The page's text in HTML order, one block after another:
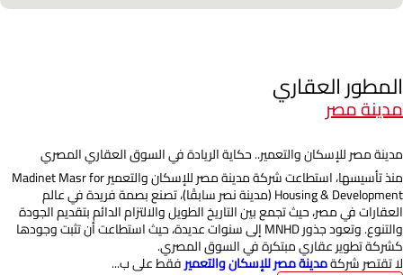
المطور العقاري
مدينة مصر
مدينة مصر للإسكان والتعمير.. حكاية الريادة في السوق العقاري المصري
منذ تأسيسها، استطاعت شركة مدينة مصر للإسكان والتعمير Madinet Masr for
Housing & Development (مدينة نصر سابقًا)، تصنع بصمة فريدة في عالم
العقارات في مصر، حيث تجمع بين التاريخ الطويل والالتزام الدائم بتقديم الجودة
والتنوع. وتعود جذور MNHD إلى سنوات عديدة، حيث استطاعت أن تثبت وجودها
كشركة تطوير عقاري مبتكرة في السوق المصري.
لا تقتصر شركةمدينة مصر للإسكان والتعميرفقط على ب...